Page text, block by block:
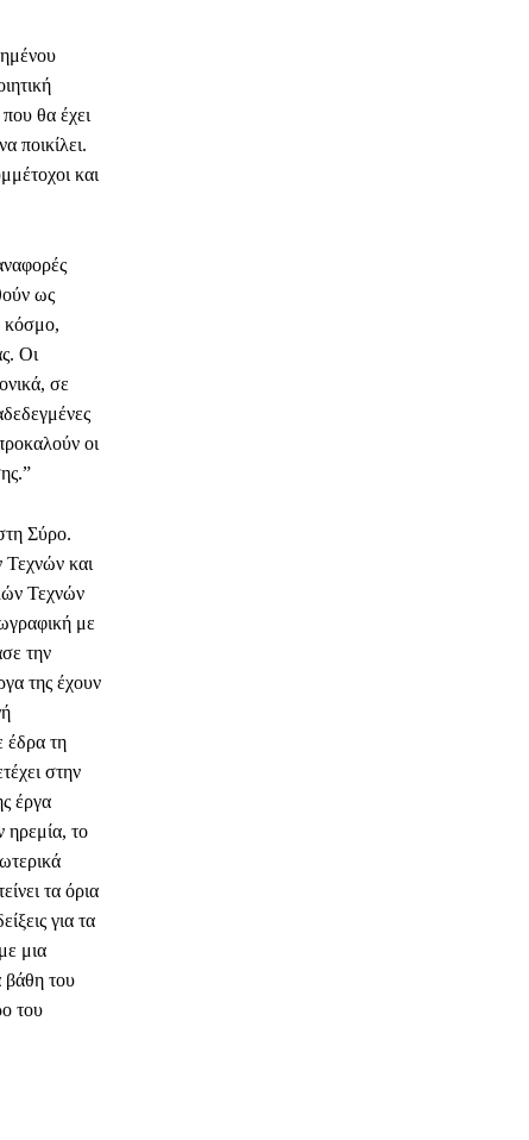
θα έχει
ποικίλει.
και
ως
κόσμο,
Οι
σε
οι
Σύρο.
Τεχνών και
Τεχνών
με
την
της έχουν
έδρα τη
στην
έργα
ηρεμία, το
τα όρια
για τα
μια
βάθη του
του